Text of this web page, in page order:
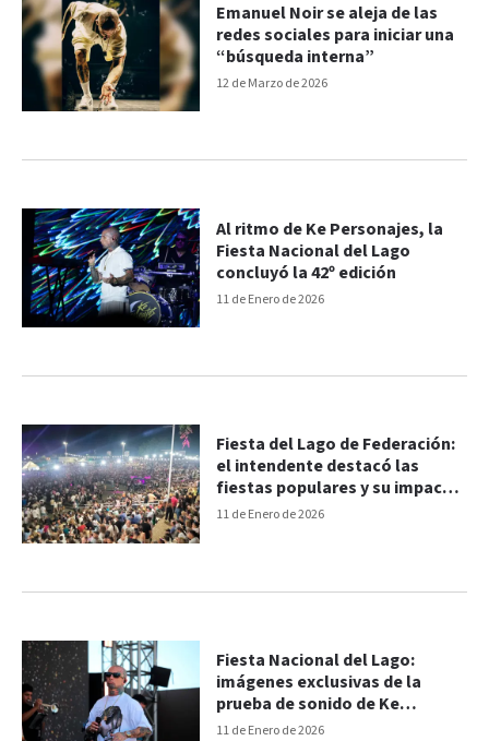
12 de Marzo de 2026
Emanuel Noir se aleja de las
redes sociales para iniciar una
“búsqueda interna”
11 de Enero de 2026
Al ritmo de Ke Personajes, la
Fiesta Nacional del Lago
concluyó la 42º edición
11 de Enero de 2026
Fiesta del Lago de Federación:
el intendente destacó las
fiestas populares y su impacto
turístico
11 de Enero de 2026
Fiesta Nacional del Lago:
imágenes exclusivas de la
prueba de sonido de Ke
Personajes